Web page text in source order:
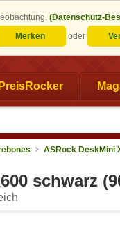
(Datenschutz-
Merken
oder
PreisRocker
ASRock DeskMini
schwarz